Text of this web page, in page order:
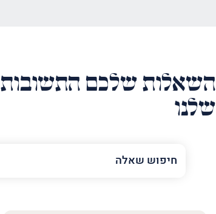
השאלות שלכם התשובות
שלנו